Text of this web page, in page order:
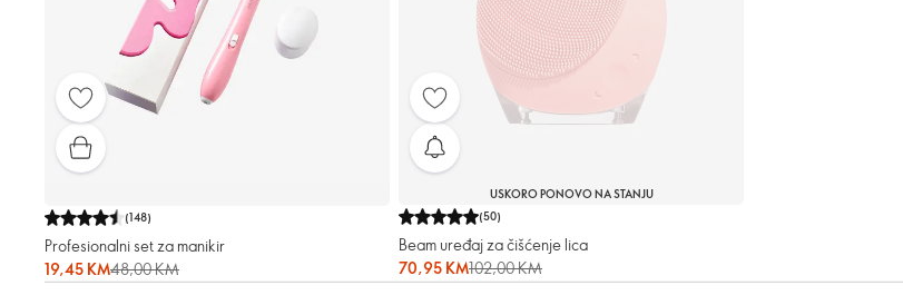
(148)
Profesionalni set za manikir
19,45 KM48,00 KM
USKORO PONOVO NA STANJU
(50)
Beam uređaj za čišćenje lica
70,95 KM102,00 KM